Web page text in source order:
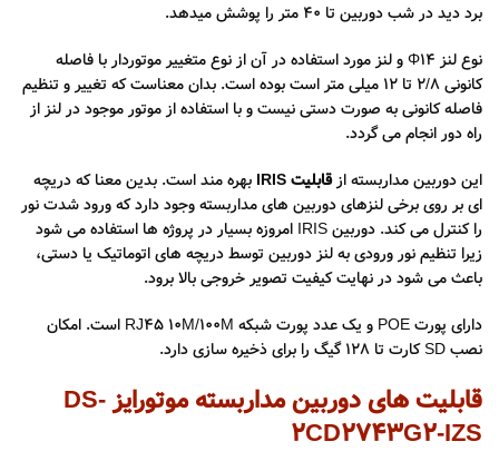
برد دید در شب دوربین تا 40 متر را پوشش میدهد.
نوع لنز Φ۱۴ و لنز مورد استفاده در آن از نوع متغییر موتوردار با فاصله
کانونی ۲/۸ تا ۱۲ میلی متر است بوده است. بدان معناست که تغییر و تنظیم
فاصله کانونی به صورت دستی نیست و با استفاده از موتور موجود در لنز از
راه دور انجام می گردد.
این دوربین مداربسته ازقابلیت IRIS
بهره مند است. بدین معنا که دریچه
ای بر روی برخی لنزهای دوربین های مداربسته وجود دارد که ورود شدت نور
را کنترل می کند. دوربین IRIS امروزه بسیار در پروژه ها استفاده می شود
زیرا تنظیم نور ورودی به لنز دوربین توسط دریچه های اتوماتیک یا دستی،
باعث می شود در نهایت کیفیت تصویر خروجی بالا برود.
دارای پورت POE و یک عدد پورت شبکه RJ45 10M/100M است. امکان
نصب SD کارت تا ۱۲۸ گیگ را برای ذخیره سازی دارد.
قابلیت های دوربین مداربسته موتورایز DS-
2CD2743G2-IZS